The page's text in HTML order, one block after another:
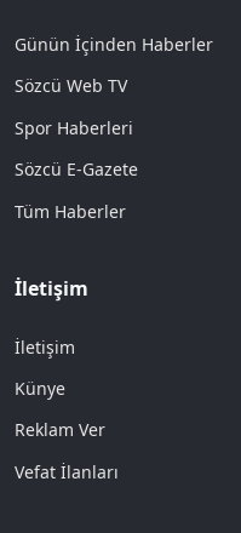
Günün İçinden Haberler
Sözcü Web TV
Spor Haberleri
Sözcü E-Gazete
Tüm Haberler
İletişim
İletişim
Künye
Reklam Ver
Vefat İlanları